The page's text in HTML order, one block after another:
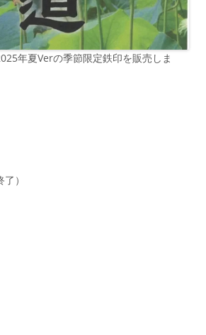
年夏Verの季節限定鉄印を販売しま
）